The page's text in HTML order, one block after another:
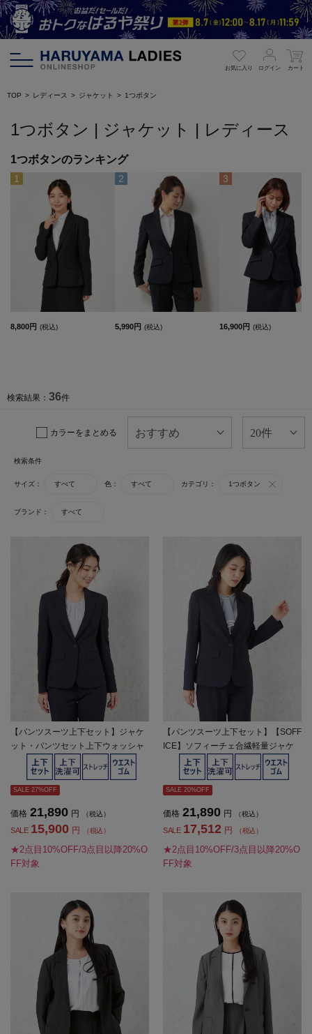
お気に入り ログイン カート
TOP レディース ジャケット 1つボタン
1つボタン | ジャケット | レディース
1つボタンのランキング
1
8,800円 (税込)
2
5,990円 (税込)
3
16,900円 (税込)
検索結果： 36件
カラーをまとめる
検索条件
サイズ： すべて 色： すべて カテゴリ： 1つボタン
ブランド： すべて
【パンツスーツ上下セット】ジャケ
ット・パンツセット上下ウォッシャ
ブルストレッチ無地SOFFICE春夏
【レディース】
SALE 27%OFF
価格 21,890 円 （税込）
SALE 15,900 円 （税込）
★2点目10%OFF/3点目以降20%O
FF対象
【パンツスーツ上下セット】【SOFF
ICE】ソフィーチェ合繊軽量ジャケ
ットパンツセットビジネス１つボタ
ン上下ウォッシャブルストレッチ軽
量春夏【レディース】
SALE 20%OFF
価格 21,890 円 （税込）
SALE 17,512 円 （税込）
★2点目10%OFF/3点目以降20%O
FF対象